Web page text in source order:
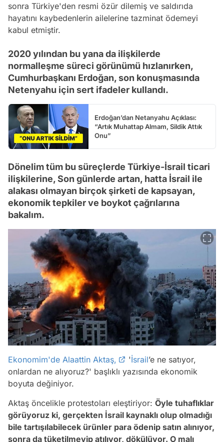
sonra Türkiye'den resmi özür dilemiş ve saldırıda
hayatını kaybedenlerin ailelerine tazminat ödemeyi
kabul etmiştir.
2020 yılından bu yana da ilişkilerde
normalleşme süreci görünümü hızlanırken,
Cumhurbaşkanı Erdoğan, son konuşmasında
Netenyahu için sert ifadeler kullandı.
Erdoğan’dan Netanyahu Açıklası:
“Artık Muhattap Almam, Sildik Attık
Onu”
Dönelim tüm bu süreçlerde Türkiye-İsrail ticari
ilişkilerine, Son günlerde artan, hatta İsrail ile
alakası olmayan birçok şirketi de kapsayan,
ekonomik tepkiler ve boykot çağrılarına
bakalım.
Ekonomim'de Alaattin Aktaş, 'İsrail’e ne satıyor,
onlardan ne alıyoruz?' başlıklı yazısında ekonomik
boyuta değiniyor.
Aktaş öncelikle protestoları eleştiriyor: Öyle tuhaflıklar
görüyoruz ki, gerçekten İsrail kaynaklı olup olmadığı
bile tartışılabilecek ürünler para ödenip satın alınıyor,
sonra da tüketilmeyip atılıyor, dökülüyor. O malı